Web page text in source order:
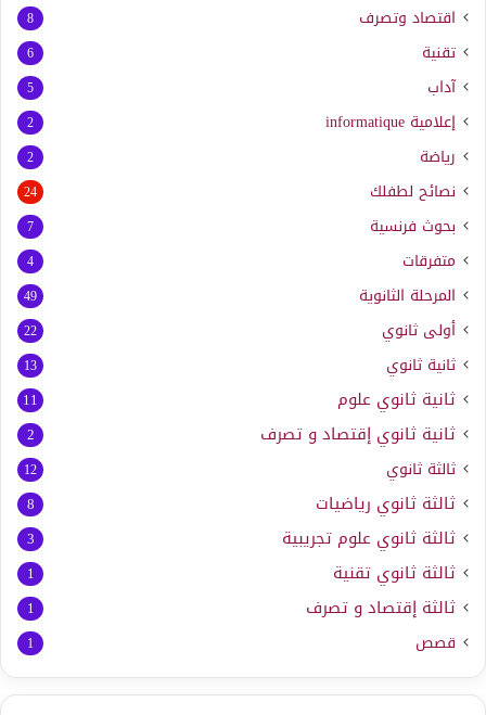
اقتصاد وتصرف 8
تقنية 6
آداب 5
إعلامية informatique
2
رياضة 2
نصائح لطفلك 24
بحوث فرنسية 7
متفرقات 4
المرحلة الثانوية 49
أولى ثانوي 22
ثانية ثانوي 13
ثانية ثانوي علوم 11
ثانية ثانوي إقتصاد و تصرف 2
ثالثة ثانوي 12
ثالثة ثانوي رياضيات 8
ثالثة ثانوي علوم تجريبية 3
ثالثة ثانوي تقنية 1
ثالثة إقتصاد و تصرف 1
قصص 1